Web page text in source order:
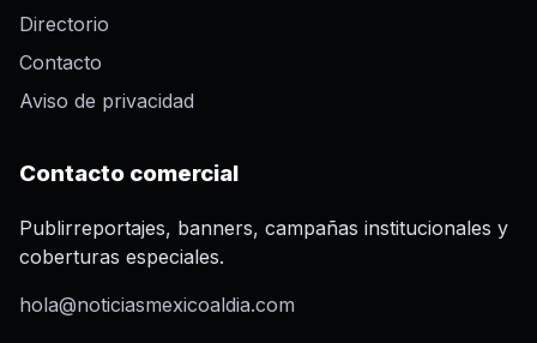
Directorio
Contacto
Aviso de privacidad
Contacto comercial
Publirreportajes, banners, campañas institucionales y
coberturas especiales.
hola@noticiasmexicoaldia.com